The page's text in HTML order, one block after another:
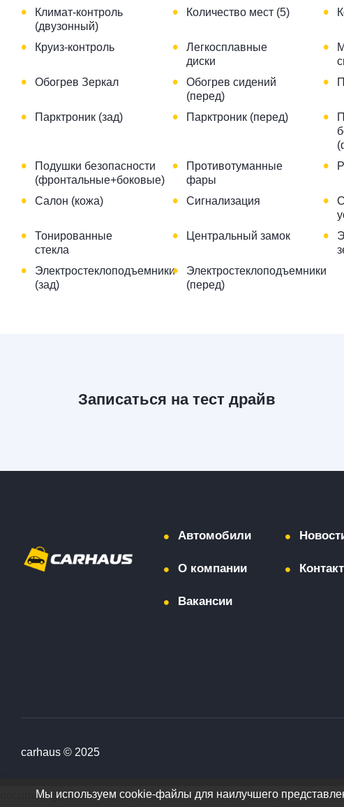
•
Климат-контроль
(двузонный)
• Количество мест (5) •
• Круиз-контроль •
Легкосплавные
диски
•
• Обогрев Зеркал •
Обогрев сидений
(перед)
•
• Парктроник (зад) • Парктроник (перед) •
•
Подушки безопасности
(фронтальные+боковые)
•
Противотуманные
фары
•
• Салон (кожа) • Сигнализация •
•
Тонированные
стекла
• Центральный замок •
•
Электростеклоподъемники
(зад)
•
Электростеклоподъемники
(перед)
Записаться на тест драйв
Автомобили
О компании
Вакансии
carhaus © 2025
Мы используем cookie-файлы для наилучшего
document.getElementById("showAll").addEventListener("click",